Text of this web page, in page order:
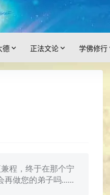
德 正法文论 学佛修行
程，终于在那个宁
再做您的弟子吗......